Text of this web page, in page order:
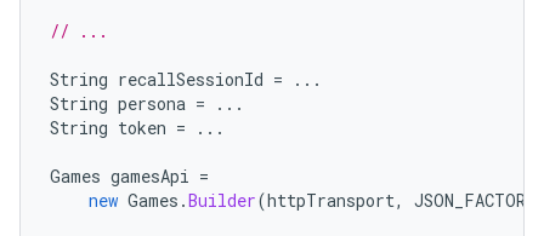
// ...
String recallSessionId =
...
String persona =
...
String token = ...
Games gamesApi =
new Games .Builder(httpTransport, JSON_FACTORY